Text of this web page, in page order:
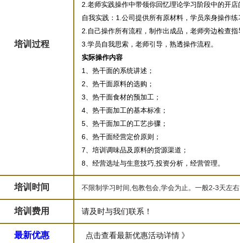
培训过程
2.老师实践操作中带领你回忆理论学习阶段中的开
自我实践：1.公司提供所有原材料，学员亲身操作练
2.自己操作所有流程，制作出成品，老师旁边检查指
3.学员自我思索，老师引导，熟透操作流程。
实际操作内容
1、热干面的系统讲述；
2、热干面原料的选购；
3、热干面食材的预加工；
4、热干面加工的基本标准；
5、热干面加工的工艺步骤；
6、热干面经营定价原则；
7、培训调味品及原料的货源渠道；
8、经营选址与生意技巧,投资分析，经营管理。
培训时间 不限制学习时间,包教包会,学会为止。一般2-3天左右
培训费用 请及时与我们联系！
最新优惠 点击查看最新优惠活动详情 》